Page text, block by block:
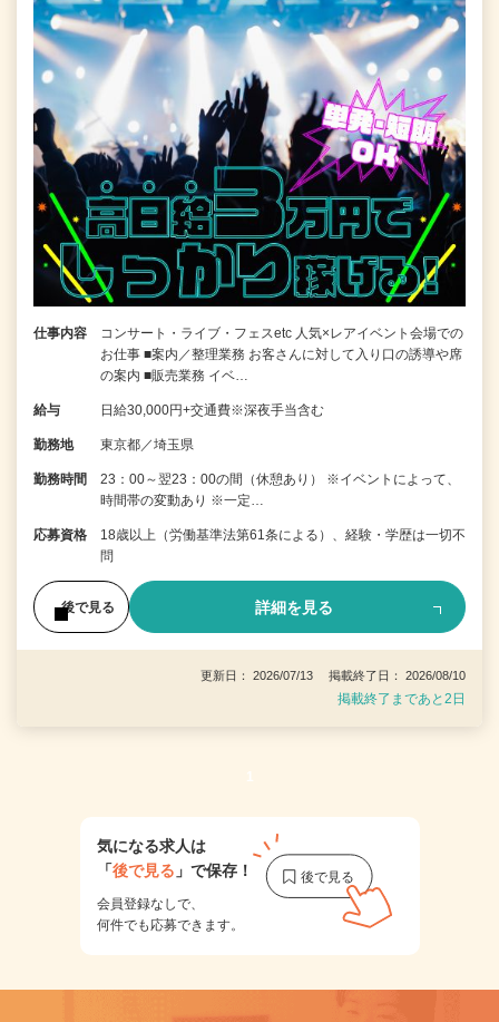
仕事内容
コンサート・ライブ・フェスetc 人気×レアイベント会場での
お仕事 ■案内／整理業務 お客さんに対して入り口の誘導や席
の案内 ■販売業務 イベ…
給与 日給30,000円+交通費※深夜手当含む
勤務地 東京都／埼玉県
勤務時間
23：00～翌23：00の間（休憩あり） ※イベントによって、
時間帯の変動あり ※一定…
応募資格
18歳以上（労働基準法第61条による）、経験・学歴は一切不
問
後で見る 詳細を見る
更新日： 2026/07/13 掲載終了日： 2026/08/10
掲載終了まであと2日
1
気になる求人は
「後で見る 」で保存！
会員登録なしで、
何件でも応募できます。